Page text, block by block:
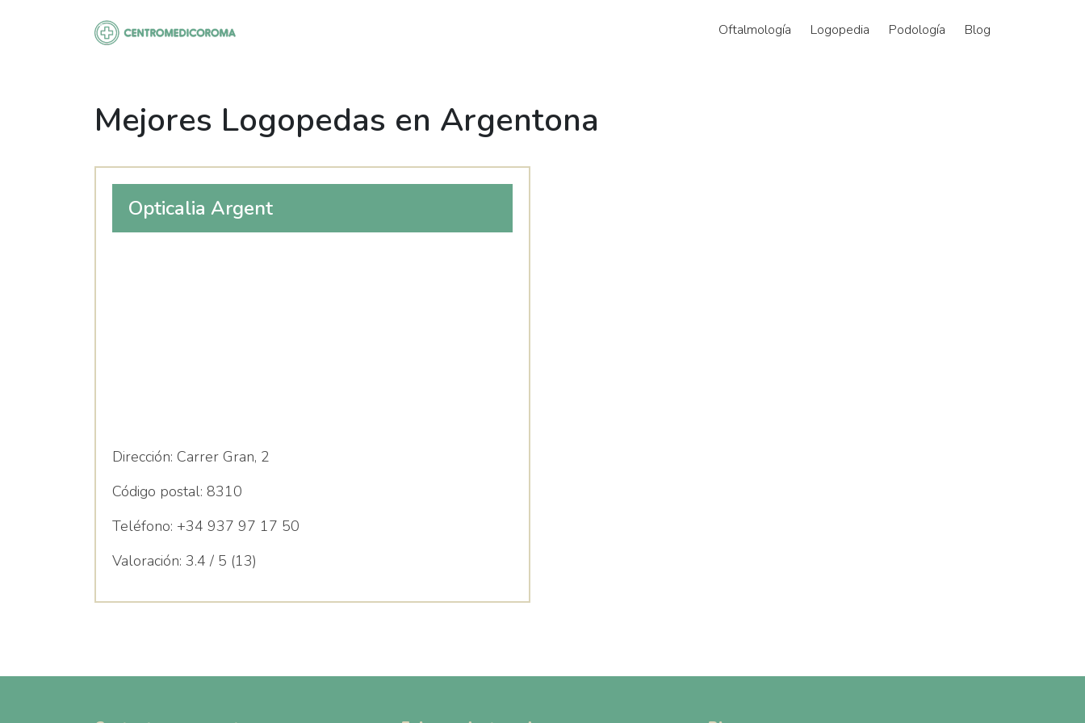
Oftalmología Logopedia Podología Blog
Mejores Logopedas en Argentona
Opticalia Argent
Dirección: Carrer Gran, 2
Código postal: 8310
Teléfono: +34 937 97 17 50
Valoración: 3.4 / 5 (13)